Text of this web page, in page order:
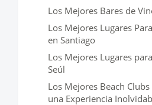
Los Mejores Bares de
Los Mejores Lugares
en Santiago
Los Mejores Lugares
Seúl
Los Mejores Beach Clubs
una Experiencia